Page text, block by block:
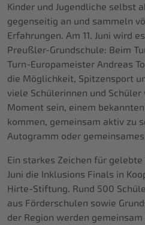
Kinder und Jugendliche selbst
gegenseitig an und sammeln
Erfahrungen. Am 11. Juni wird
Preußler-Grundschule: Beim
Turn-Europameister Andreas
die Möglichkeit, Spitzensport
viele Schülerinnen und
Moment sein, einem
kommen, gemeinsam aktiv zu
Autogramm oder
Ein starkes Zeichen für gelebte
Juni die Inklusions Finals in
Hirte-Stiftung. Rund 500
aus Förderschulen sowie
der Region werden